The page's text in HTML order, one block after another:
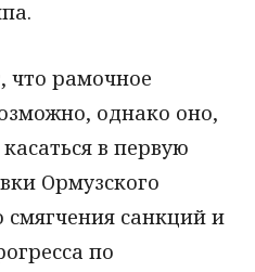
что рамочное
однако оно,
в первую
Ормузского
смягчения санкций и
по